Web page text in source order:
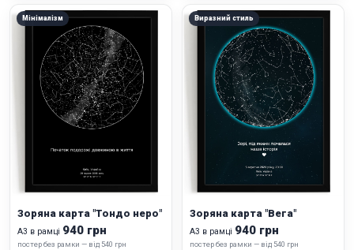
Мінімалізм
Зоряна карта "Тондо неро"
А3 в рамці 940 грн
постер без рамки — від 540 грн
Виразний стиль
Зоряна карта "Вега"
А3 в рамці 940 грн
постер без рамки — від 540 грн